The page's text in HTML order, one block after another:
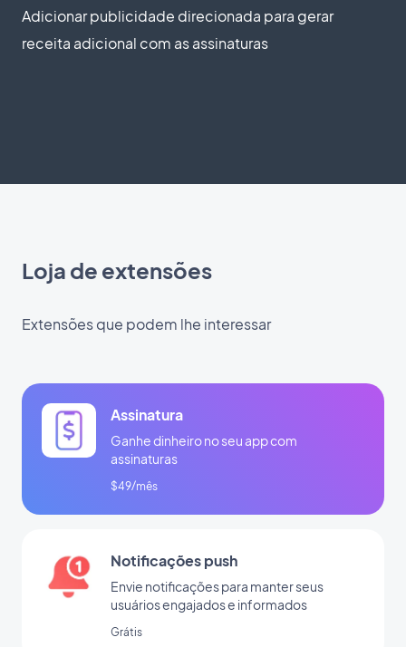
Adicionar publicidade direcionada para gerar
receita adicional com as assinaturas
Loja de extensões
Extensões que podem lhe interessar
Assinatura
Ganhe dinheiro no seu app com
assinaturas
$49/mês
Notificações push
Envie notificações para manter seus
usuários engajados e informados
Grátis